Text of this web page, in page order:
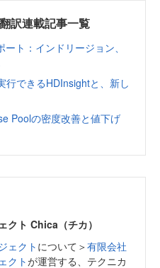
訳連載記事一覧
ト：インドリージョン、
行できるHDInsightと、新し
Poolの密度改善と値下げ
クト Chica（チカ）
ェクト について＞有限会社
クトが運営する、テクニカ